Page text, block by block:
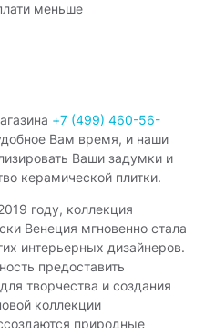
меньше
+7 (499) 460-56-
Вам время, и наши
Ваши задумки и
керамической плитки.
году, коллекция
Венеция мгновенно стала
интерьерных дизайнеров.
предоставить
творчества и создания
коллекции
природные